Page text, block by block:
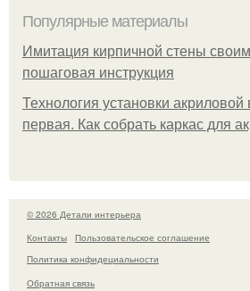
Популярные материалы
Имитация кирпичной стены
пошаговая инструкция
Технология установки
первая. Как собрать каркас для
© 2026 Детали интерьера
Контакты
Пользовательское соглашение
Политика конфидециальности
Обратная связь